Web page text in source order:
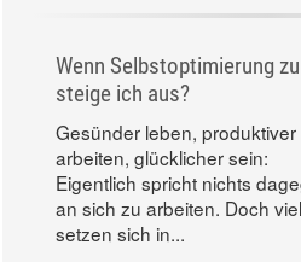
Wenn Selbstoptimierung
steige ich aus?
Gesünder leben, produktiver
arbeiten, glücklicher sein:
Eigentlich spricht nichts
an sich zu arbeiten. Doch
setzen sich in...